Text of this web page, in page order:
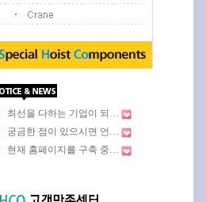
최선을 다하는 기업이 되…
궁금한 점이 있으시면 언…
현재 홈페이지를 구축 중…